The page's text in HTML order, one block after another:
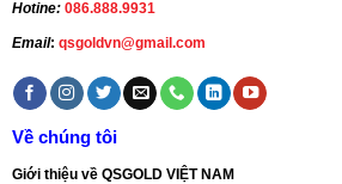
Hotine: 086.888.9931
Email: qsgoldvn@gmail.com
Về chúng tôi
Giới thiệu về QSGOLD VIỆT NAM